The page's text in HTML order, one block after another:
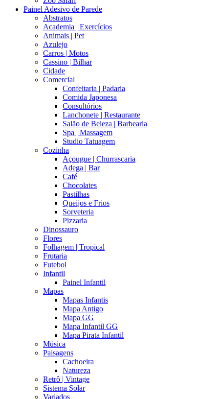
Painel Adesivo de Parede
Abstratos
Academia | Exercícios
Animais | Pet
Azulejo
Carros | Motos
Cassino | Bilhar
Cidade
Comercial
Confeitaria | Padaria
Comida Japonesa
Consultórios
Lanchonete | Restaurante
Salão de Beleza | Barbearia
Spa | Massagem
Studio Tatuagem
Cozinha
Açougue | Churrascaria
Adega | Bar
Café
Chocolates
Pastilhas
Queijos e Frios
Sorveteria
Pizzaria
Dinossauro
Flores
Folhagem | Tropical
Frutaria
Futebol
Infantil
Painel Infantil
Mapas
Mapas Infantis
Mapa Antigo
Mapa GG
Mapa Infantil GG
Mapa Pirata Infantil
Música
Paisagens
Cachoeira
Natureza
Retrô | Vintage
Sistema Solar
Variados